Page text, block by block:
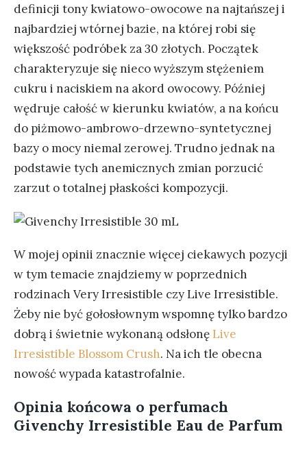
definicji tony kwiatowo-owocowe na najtańszej i
najbardziej wtórnej bazie, na której robi się
większość podróbek za 30 złotych. Początek
charakteryzuje się nieco wyższym stężeniem
cukru i naciskiem na akord owocowy. Później
wędruje całość w kierunku kwiatów, a na końcu
do piżmowo-ambrowo-drzewno-syntetycznej
bazy o mocy niemal zerowej. Trudno jednak na
podstawie tych anemicznych zmian porzucić
zarzut o totalnej płaskości kompozycji.
W mojej opinii znacznie więcej ciekawych pozycji
w tym temacie znajdziemy w poprzednich
rodzinach Very Irresistible czy Live Irresistible.
Żeby nie być gołosłownym wspomnę tylko bardzo
dobrą i świetnie wykonaną odsłonę Live
Irresistible Blossom Crush. Na ich tle obecna
nowość wypada katastrofalnie.
Opinia końcowa o perfumach
Givenchy Irresistible Eau de Parfum